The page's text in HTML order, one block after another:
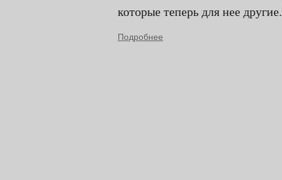
которые теперь для нее другие.
Подробнее